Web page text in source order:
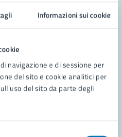
Informazioni sui cookie
navigazione e di sessione per
del sito e cookie analitici per
del sito da parte degli